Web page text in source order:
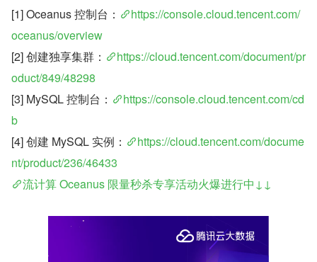
[1] Oceanus 控制台：
https://console.cloud.tencent.com/
oceanus/overview
[2] 创建独享集群：
https://cloud.tencent.com/document/pr
oduct/849/48298
[3] MySQL 控制台：
https://console.cloud.tencent.com/cd
b
[4] 创建 MySQL 实例：
https://cloud.tencent.com/docume
nt/product/236/46433
流计算 Oceanus 限量秒杀专享活动火爆进行中↓↓